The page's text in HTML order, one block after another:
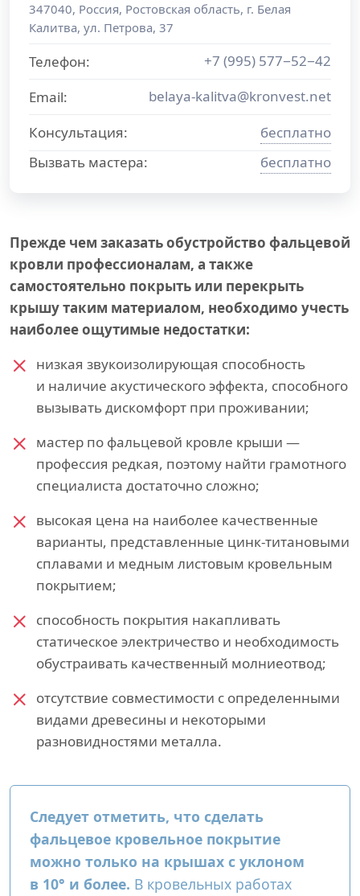
347040, Россия, Ростовская область, г. Белая
Калитва, ул. Петрова, 37
Телефон:
+7 (995) 577−52−42
Email:
belaya-kalitva@kronvest.net
Консультация:
бесплатно
Вызвать мастера:
бесплатно
Прежде чем заказать обустройство фальцевой
кровли профессионалам, а также
самостоятельно покрыть или перекрыть
крышу таким материалом, необходимо учесть
наиболее ощутимые недостатки:
низкая звукоизолирующая способность
и наличие акустического эффекта, способного
вызывать дискомфорт при проживании;
мастер по фальцевой кровле крыши —
профессия редкая, поэтому найти грамотного
специалиста достаточно сложно;
высокая цена на наиболее качественные
варианты, представленные цинк-титановыми
сплавами и медным листовым кровельным
покрытием;
способность покрытия накапливать
статическое электричество и необходимость
обустраивать качественный молниеотвод;
отсутствие совместимости с определенными
видами древесины и некоторыми
разновидностями металла.
Следует отметить, что сделать
фальцевое кровельное покрытие
можно только на крышах с уклоном
в 10° и более. В кровельных работах